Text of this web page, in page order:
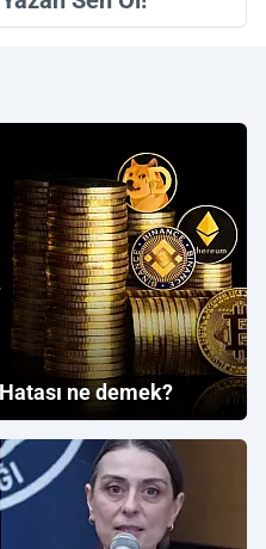
ne demek?